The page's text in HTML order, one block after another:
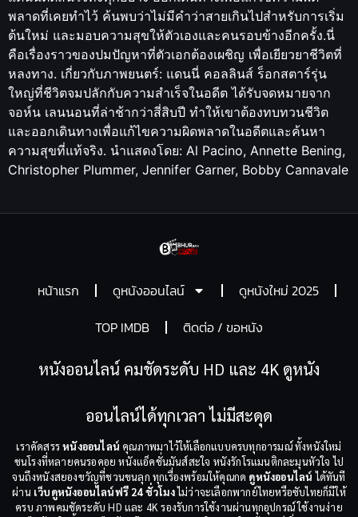
พลาดที่เคยทำไว้ ค้นพบว่าไม่มีคำว่าสายเกินไปสำหรับการเริ่ม
ต้นใหม่ และมอบความสุขให้ตัวเองและคนรอบข้างอีกครั้ง.นี่
คือเรื่องราวของปมปัญหาที่ตัวเอกต้องเผชิญ เพื่อเยียวยาชีวิตที่
หลงทาง. เกี่ยวกับภาพยนตร์: แดนนี่ คอลลินส์ ร็อกสตาร์รุ่น
ใหญ่ที่ชีวิตจมปลักกับความสำเร็จในอดีต ได้รับจดหมายจาก
จอห์น เลนนอนที่ล่าช้ากว่าสี่สิบปี ทำให้เขาต้องทบทวนชีวิต
และออกเดินทางเพื่อแก้ไขความผิดพลาดในอดีตและค้นหา
ความสุขที่แท้จริง. นำแสดงโดย: Al Pacino, Annette Bening,
Christopher Plummer, Jennifer Garner, Bobby Cannavale
หน้าแรก ดูหนังออนไลน์
ดูหนังใหม่ 2025
TOP IMDB
ติดต่อ / ขอหนัง
หนังออนไลน์ คมชัดระดับ HD และ 4K ดูหนัง
ออนไลน์ได้ทุกเวลา ไม่มีสะดุด
เราคัดสรรหนังออนไลน์ คุณภาพมาไว้ให้เลือกแบบครบทุกอารมณ์ ทั้งหนังใหม่
ชนโรงที่หลายคนรอคอย หนังแอ็คชั่นมันส์สะใจ หนังรักโรแมนติกละมุนหัวใจ ไป
จนถึงหนังสยองขวัญที่ชวนขนลุก ทุกเรื่องพร้อมให้คุณกด ดูหนังออนไลน์ ได้ทันที
ผ่าน เว็บดูหนังออนไลน์ฟรี 24 ชั่วโมงไม่ว่าจะเลือกพากย์ไทยหรือซับไทยก็มีให้
ครบ ภาพคมชัดระดับ HD และ 4K รองรับการใช้งานผ่านทุกอุปกรณ์ ใช้งานง่าย